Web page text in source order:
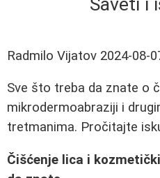
Radmilo Vijatov 2024-08-
Sve što treba da znate o
mikrodermoabraziji i
tretmanima. Pročitajte
Čišćenje lica i